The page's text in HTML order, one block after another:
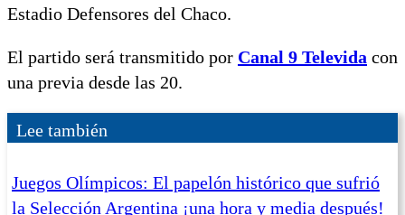
Estadio Defensores del Chaco.
El partido será transmitido por Canal 9 Televida con
una previa desde las 20.
Lee también
Juegos Olímpicos: El papelón histórico que sufrió
la Selección Argentina ¡una hora y media después!